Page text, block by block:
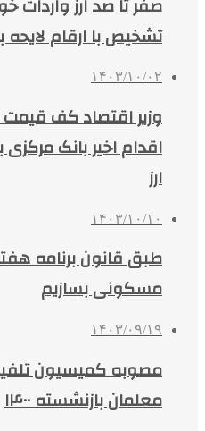
تشخیص با ارقام لایحه
۱۴۰۳/۱۰/۰۲
وزیر اقتصاد کف قیمت
اقدام اخیر بانک
ارز
۱۴۰۳/۱۰/۱۰
مسکونی بسازیم
۱۴۰۳/۰۹/۱۹
مصوبه کمیسیون
معلمان بازنشسته ۱۴۰۰